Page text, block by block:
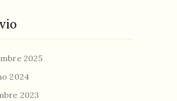
2025
2024
2023